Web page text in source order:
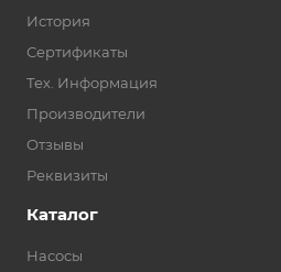
История
Сертификаты
Тех. Информация
Производители
Отзывы
Реквизиты
Каталог
Насосы